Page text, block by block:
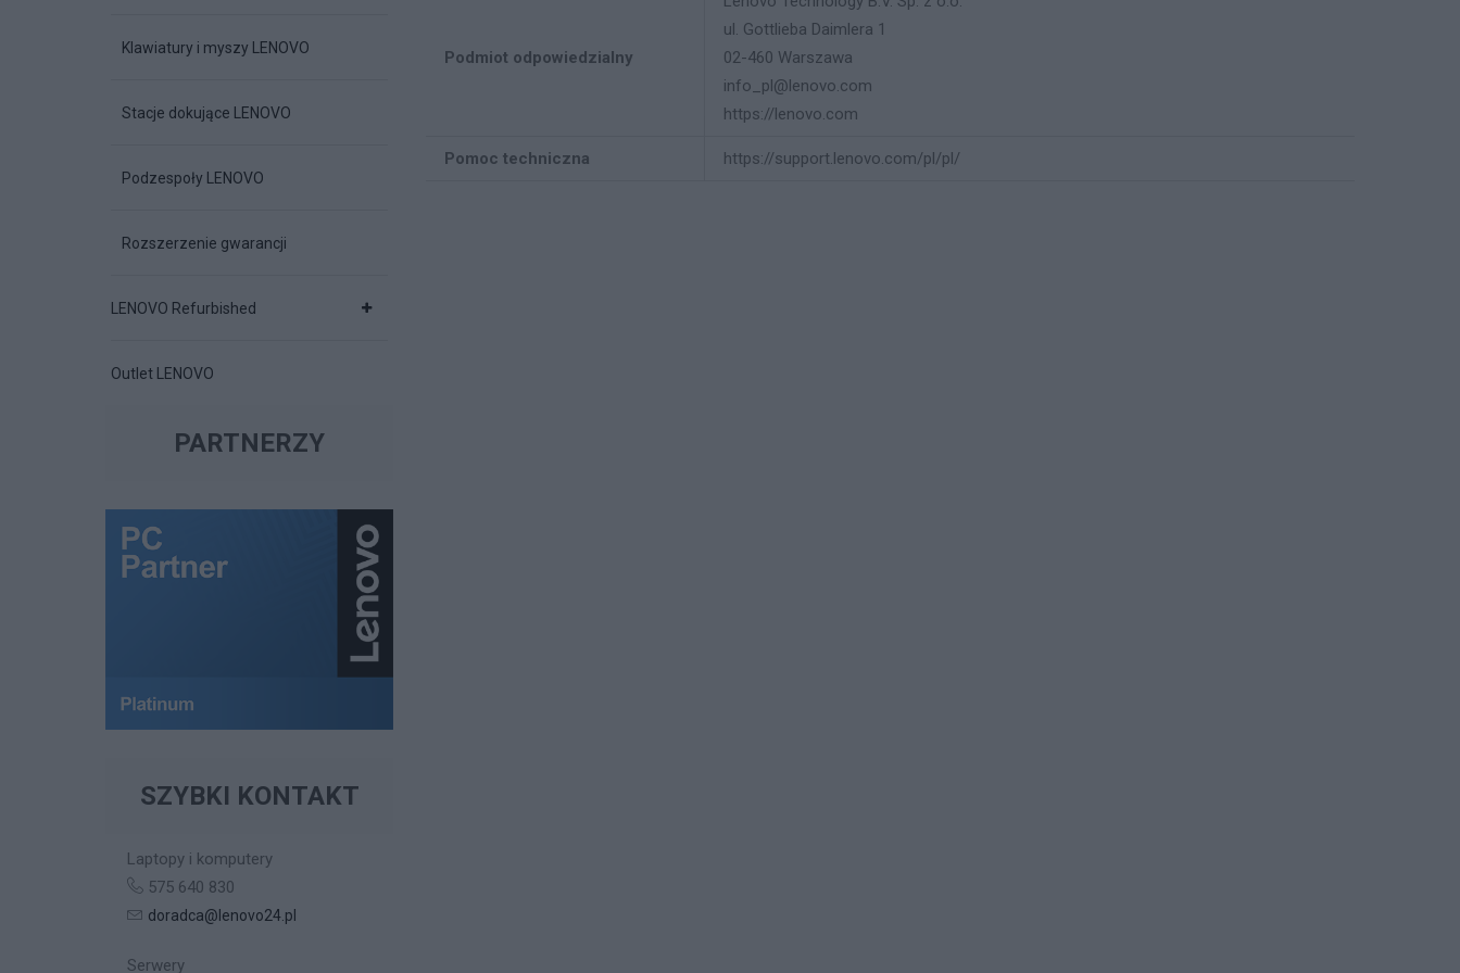
Klawiatury i myszy LENOVO
Stacje dokujące LENOVO
Podzespoły LENOVO
Rozszerzenie gwarancji
LENOVO Refurbished
Outlet LENOVO
PARTNERZY
SZYBKI KONTAKT
Laptopy i komputery
575 640 830
doradca@lenovo24.pl
Serwery
Podmiot odpowiedzialny
ul. Gottlieba Daimlera 1
02-460 Warszawa
info_pl@lenovo.com
https://lenovo.com
Pomoc techniczna https://support.lenovo.com/pl/pl/